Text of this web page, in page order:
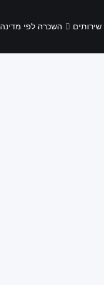
שירותים השכרה לפי מדינה